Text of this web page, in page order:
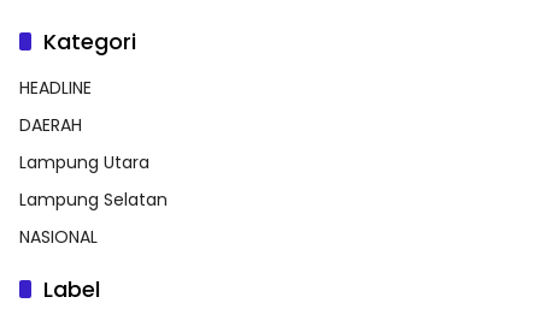
Kategori
HEADLINE
DAERAH
Lampung Utara
Lampung Selatan
NASIONAL
Label